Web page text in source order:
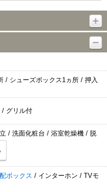
/ シューズボックス1ヵ所 / 押入
/ グリル付
/ 洗面化粧台 / 浴室乾燥機 / 脱
ボックス / インターホン / TVモ